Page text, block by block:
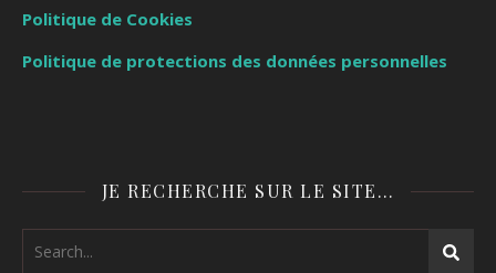
Politique de Cookies
Politique de protections des données personnelles
JE RECHERCHE SUR LE SITE…